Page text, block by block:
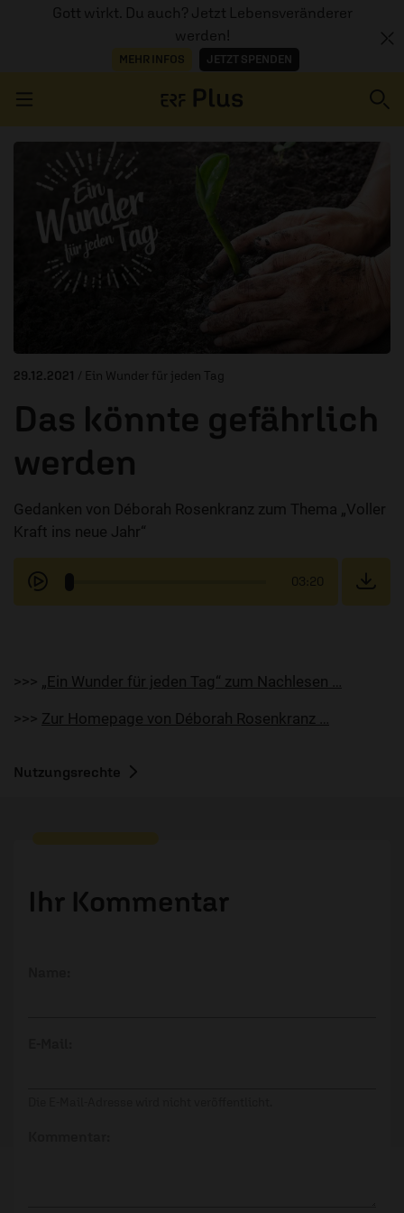
Gott wirkt. Du auch? Jetzt Lebensveränderer
werden!
MEHR INFOS JETZT SPENDEN
ERZÄHL MAL
AUDIOTHEK
PROGRAMM
29.12.2021 / Ein Wunder für jeden Tag
Das könnte gefährlich
werden
Gedanken von Déborah Rosenkranz zum Thema „Voller
Kraft ins neue Jahr“
03:20
>>> „Ein Wunder für jeden Tag“ zum Nachlesen …
>>> Zur Homepage von Déborah Rosenkranz …
Nutzungsrechte
Ihr Kommentar